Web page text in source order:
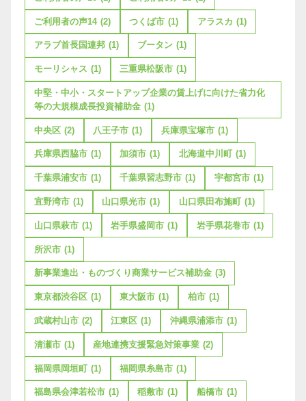
ご利用者の声14 (2) つくば市 (1) アラスカ (1)
アラブ首長国連邦 (1) ブータン (1)
モーリシャス (1) 三重県松阪市 (1)
中堅・中小・スタートアップ企業の賃上げに向けた省力化
等の大規模成長投資補助金 (1)
中央区 (2) 八王子市 (1) 兵庫県宝塚市 (1)
兵庫県西脇市 (1) 加須市 (1) 北海道中川町 (1)
千葉県浦安市 (1) 千葉県習志野市 (1) 宇都宮市 (1)
宜野湾市 (1) 山口県光市 (1) 山口県田布施町 (1)
山口県萩市 (1) 岩手県盛岡市 (1) 岩手県花巻市 (1)
所沢市 (1)
新事業進出・ものづくり商業サービス補助金 (3)
東京都渋谷区 (1) 東大阪市 (1) 柏市 (1)
武蔵村山市 (2) 江東区 (1) 沖縄県浦添市 (1)
清瀬市 (1) 産地連携支援緊急対策事業 (2)
福岡県岡垣町 (1) 福岡県糸島市 (1)
福島県会津若松市 (1) 稲敷市 (1) 船橋市 (1)